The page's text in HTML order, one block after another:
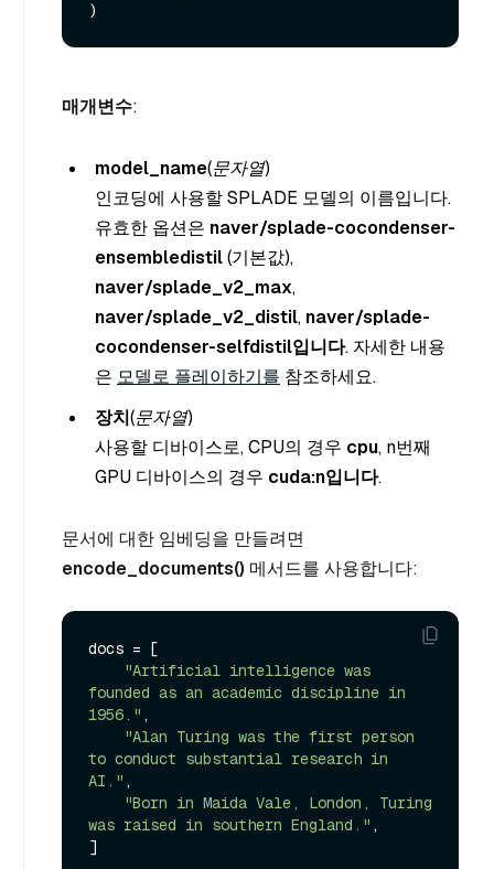
매개변수:
model_name(문자열)
인코딩에 사용할 SPLADE 모델의 이름입니다.
유효한 옵션은 naver/splade-cocondenser-
ensembledistil(기본값),
naver/splade_v2_max,
naver/splade_v2_distil, naver/splade-
cocondenser-selfdistil입니다. 자세한 내용
은 모델로 플레이하기를 참조하세요.
장치(문자열)
사용할 디바이스로, CPU의 경우 cpu, n번째
GPU 디바이스의 경우 cuda:n입니다.
문서에 대한 임베딩을 만들려면
encode_documents() 메서드를 사용합니다:
docs = [
"Artificial intelligence was
founded as an academic discipline in
1956." ,
"Alan Turing was the first person
to conduct substantial research in
AI." ,
"Born in Maida Vale, London, Turing
was raised in southern England." ,
]